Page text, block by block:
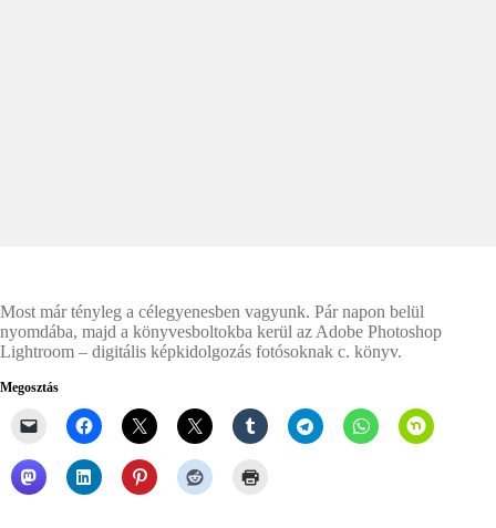
Most már tényleg a célegyenesben vagyunk. Pár napon belül
nyomdába, majd a könyvesboltokba kerül az Adobe Photoshop
Lightroom – digitális képkidolgozás fotósoknak c. könyv.
Megosztás